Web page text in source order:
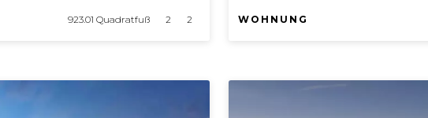
923.01 Quadratfuß 2 2 WOHNUNG